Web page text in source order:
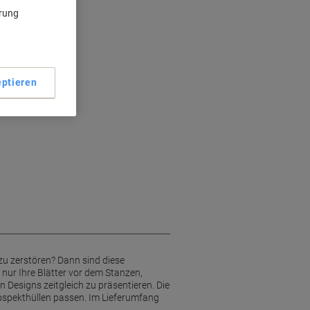
zerstören? Dann sind diese
Ihre Blätter vor dem Stanzen,
Designs zeitgleich zu präsentieren. Die
passen. Im Lieferumfang